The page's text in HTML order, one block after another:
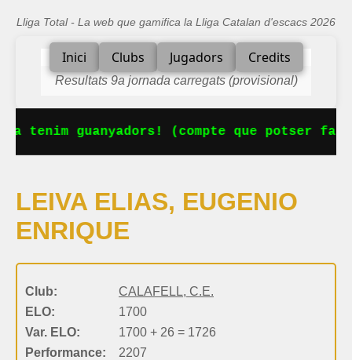
Lliga Total - La web que gamifica la Lliga Catalan d'escacs 2026
Inici Clubs Jugadors Credits
Resultats 9a jornada carregats (provisional)
tenim guanyadors! (compte que potser
LEIVA ELIAS, EUGENIO
ENRIQUE
Club:
CALAFELL, C.E.
ELO:
1700
Var. ELO:
1700 + 26 = 1726
Performance:
2207